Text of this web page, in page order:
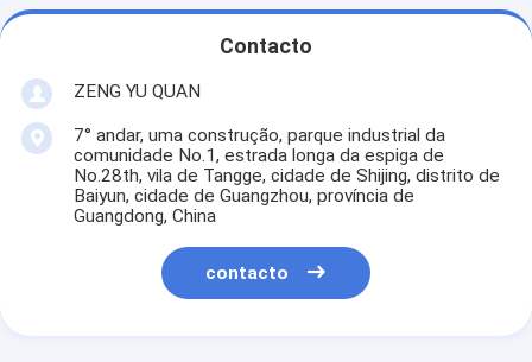
Contacto
ZENG YU QUAN
7° andar, uma construção, parque industrial da
comunidade No.1, estrada longa da espiga de
No.28th, vila de Tangge, cidade de Shijing, distrito de
Baiyun, cidade de Guangzhou, província de
Guangdong, China
contacto